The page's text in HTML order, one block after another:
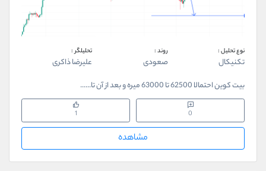
نوع تحلیل :
تکنیکال
روند :
صعودی
تحلیلگر :
علیرضا ذاکری
بیت کوین احتمالا 62500 تا 63000 میره و بعد از آن تا......
0
1
مشاهده